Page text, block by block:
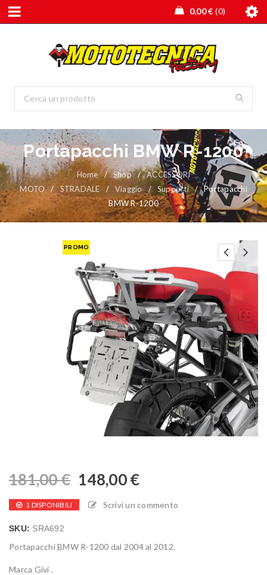
0,00€ 0
Portapacchi BMW R-1200
Home / Shop /
ACCESSORI
MOTO
/ STRADALE / Viaggio / Supporti /
Portapacchi
BMW R-1200
PROMO
181,00€ 148,00€
1 DISPONIBILI Scrivi un commento
SKU: SRA692
Portapacchi BMW R-1200 dal 2004 al 2012.
Marca Givi .